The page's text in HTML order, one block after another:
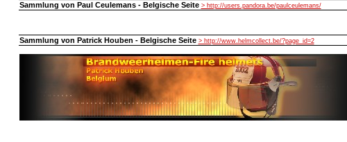
Sammlung von Paul Ceulemans - Belgische Seite > http://users.pandora.be/paulceulemans/
Sammlung von Patrick Houben - Belgische Seite > http://www.helmcollect.be/?page_id=2